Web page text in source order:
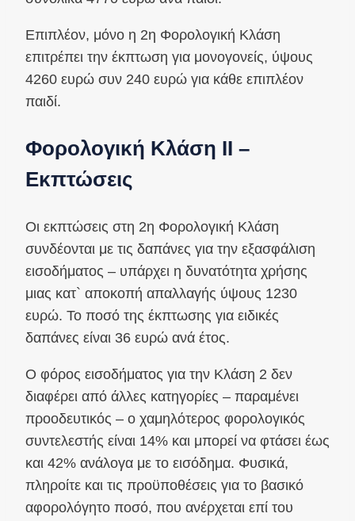
Επιπλέον, μόνο η 2η Φορολογική Κλάση
επιτρέπει την έκπτωση για μονογονείς, ύψους
4260 ευρώ συν 240 ευρώ για κάθε επιπλέον
παιδί.
Φορολογική Κλάση II –
Εκπτώσεις
Οι εκπτώσεις στη 2η Φορολογική Κλάση
συνδέονται με τις δαπάνες για την εξασφάλιση
εισοδήματος – υπάρχει η δυνατότητα χρήσης
μιας κατ` αποκοπή απαλλαγής ύψους 1230
ευρώ. Το ποσό της έκπτωσης για ειδικές
δαπάνες είναι 36 ευρώ ανά έτος.
Ο φόρος εισοδήματος για την Κλάση 2 δεν
διαφέρει από άλλες κατηγορίες – παραμένει
προοδευτικός – ο χαμηλότερος φορολογικός
συντελεστής είναι 14% και μπορεί να φτάσει έως
και 42% ανάλογα με το εισόδημα. Φυσικά,
πληροίτε και τις προϋποθέσεις για το βασικό
αφορολόγητο ποσό, που ανέρχεται επί του